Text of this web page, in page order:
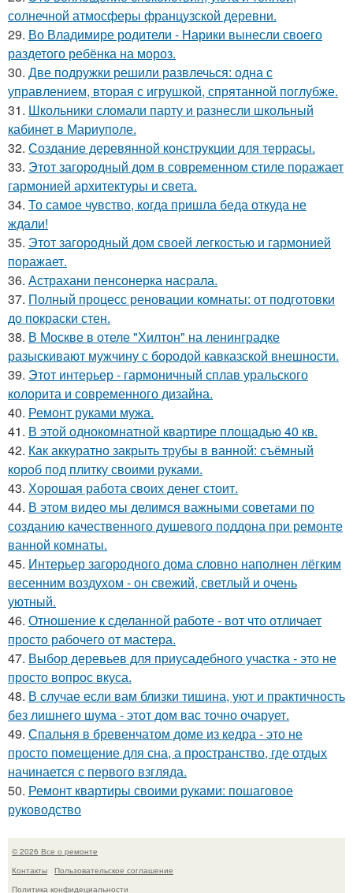
солнечной атмосферы французской деревни.
29. Во Владимире родители - Нарики вынесли своего
раздетого ребёнка на мороз.
30. Две подружки решили развлечься: одна с
управлением, вторая с игрушкой, спрятанной поглубже.
31. Школьники сломали парту и разнесли школьный
кабинет в Мариуполе.
32. Создание деревянной конструкции для террасы.
33. Этот загородный дом в современном стиле поражает
гармонией архитектуры и света.
34. То самое чувство, когда пришла беда откуда не
ждали!
35. Этот загородный дом своей легкостью и гармонией
поражает.
36. Астрахани пенсонерка насрала.
37. Полный процесс реновации комнаты: от подготовки
до покраски стен.
38. В Москве в отеле "Хилтон" на ленинградке
разыскивают мужчину с бородой кавказской внешности.
39. Этот интерьер - гармоничный сплав уральского
колорита и современного дизайна.
40. Ремонт руками мужа.
41. В этой однокомнатной квартире площадью 40 кв.
42. Как аккуратно закрыть трубы в ванной: съёмный
короб под плитку своими руками.
43. Хорошая работа своих денег стоит.
44. В этом видео мы делимся важными советами по
созданию качественного душевого поддона при ремонте
ванной комнаты.
45. Интерьер загородного дома словно наполнен лёгким
весенним воздухом - он свежий, светлый и очень
уютный.
46. Отношение к сделанной работе - вот что отличает
просто рабочего от мастера.
47. Выбор деревьев для приусадебного участка - это не
просто вопрос вкуса.
48. В случае если вам близки тишина, уют и практичность
без лишнего шума - этот дом вас точно очарует.
49. Спальня в бревенчатом доме из кедра - это не
просто помещение для сна, а пространство, где отдых
начинается с первого взгляда.
50. Ремонт квартиры своими руками: пошаговое
руководство
© 2026 Все о ремонте
Контакты
Пользовательское соглашение
Политика конфидециальности